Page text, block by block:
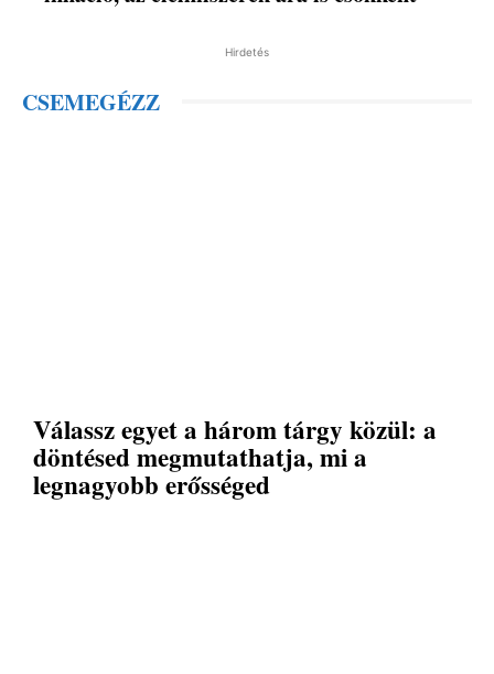
Hirdetés
CSEMEGÉZZ
Válassz egyet a három tárgy közül: a
döntésed megmutathatja, mi a
legnagyobb erősséged